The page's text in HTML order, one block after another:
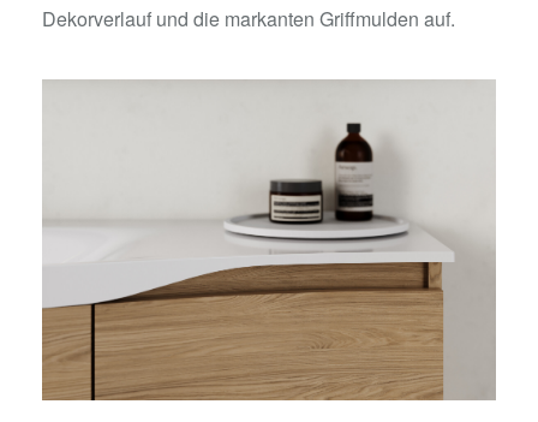
Dekorverlauf und die markanten Griffmulden auf.